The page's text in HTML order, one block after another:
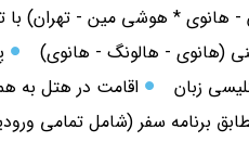
- هانوی * هوشی مین - تهران) با
(هانوی - هالونگ - هانوی)
زبان
اقامت در هتل به
برنامه سفر (شامل تمامی